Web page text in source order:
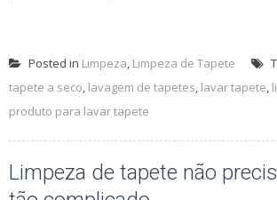
Posted in Limpeza, Limpeza de Tapete
tapete a seco, lavagem de tapetes, lavar tapete,
produto para lavar tapete
Limpeza de tapete não